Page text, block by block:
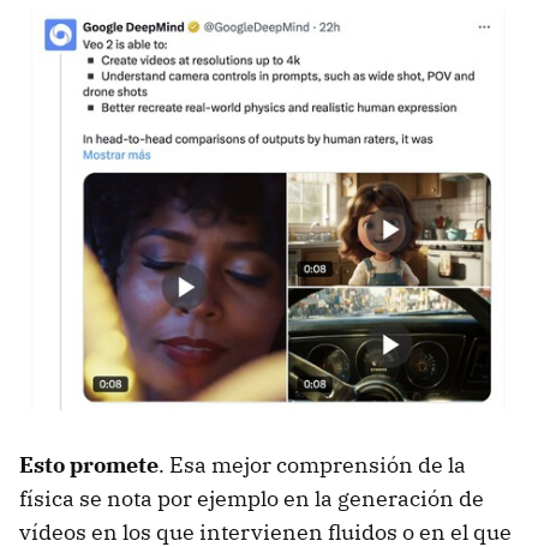
Esto promete. Esa mejor comprensión de la
física se nota por ejemplo en la generación de
vídeos en los que intervienen fluidos o en el que